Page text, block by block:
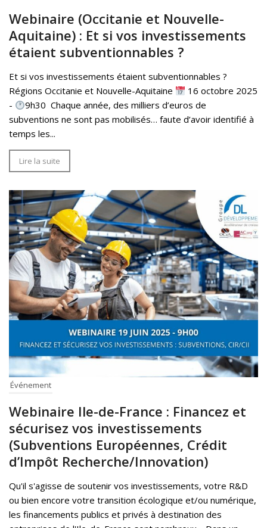
Webinaire (Occitanie et Nouvelle-
Aquitaine) : Et si vos investissements
étaient subventionnables ?
Et si vos investissements étaient subventionnables ?
Régions Occitanie et Nouvelle-Aquitaine
16 octobre 2025
-
9h30 ­ Chaque année, des milliers d’euros de
subventions ne sont pas mobilisés… faute d’avoir identifié à
temps les...
Lire la suite
Événement
Webinaire Ile-de-France : Financez et
sécurisez vos investissements
(Subventions Européennes, Crédit
d’Impôt Recherche/Innovation)
Qu'il s'agisse de soutenir vos investissements, votre R&D
ou bien encore votre transition écologique et/ou numérique,
les financements publics et privés à destination des